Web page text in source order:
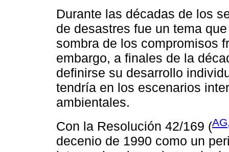
Durante las décadas de los
de desastres fue un tema
sombra de los compromisos
embargo, a finales de la
definirse su desarrollo
tendría en los escenarios
ambientales.
Con la Resolución 42/169 (
decenio de 1990 como un